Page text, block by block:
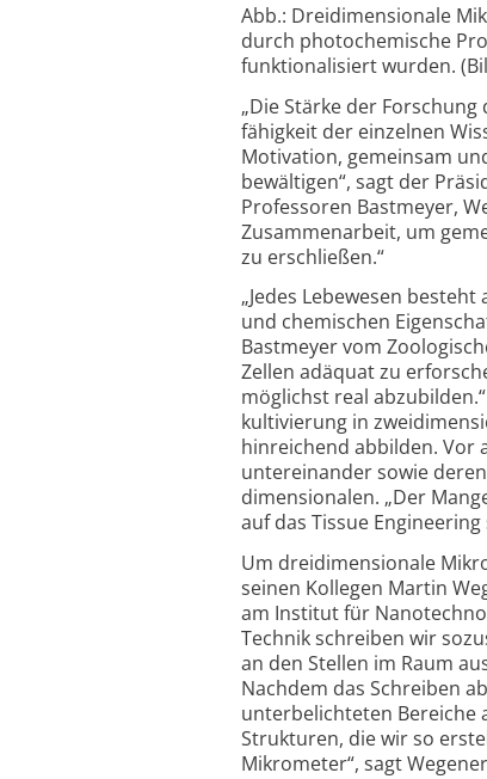
Abb.: Dreidimensionale
durch photochemische
funktionalisiert wurden.
„Die Stärke der
fähigkeit der einzelnen
Motivation, gemeinsam
bewältigen“, sagt der
Professoren Bastmeyer,
Zusammen­arbeit, um
zu erschließen.“
„Jedes Lebewesen
und chemischen
Bastmeyer vom
Zellen adäquat zu
möglichst real
kultivierung in
hinreichend abbilden. Vor
untereinander sowie
dimensionalen. „Der
auf das Tissue
Um dreidimensionale
seinen Kollegen Martin
am Institut für
Technik schreiben wir
an den Stellen im Raum
Nachdem das Schreiben
unter­belichteten Bereiche
Strukturen, die wir so
Mikrometer“, sagt